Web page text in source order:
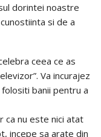
dorintei noastre
si de a
ceea ce as
Va incurajez
banii pentru a
ca nu este nici atat
incepe sa arate din